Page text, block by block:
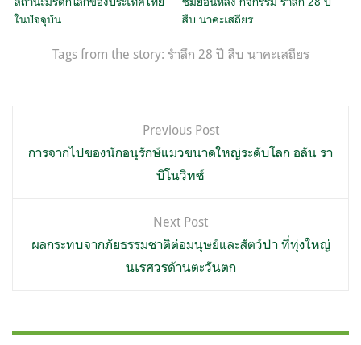
ในปัจจุบัน
สืบ นาคะเสถียร
Tags from the story: รำลึก 28 ปี สืบ นาคะเสถียร
เรื่อง
Previous Post
การจากไปของนักอนุรักษ์แมวขนาดใหญ่ระดับโลก อลัน รา
บิโนวิทซ์
Next Post
ผลกระทบจากภัยธรรมชาติต่อมนุษย์และสัตว์ป่า ที่ทุ่งใหญ่
นเรศวรด้านตะวันตก